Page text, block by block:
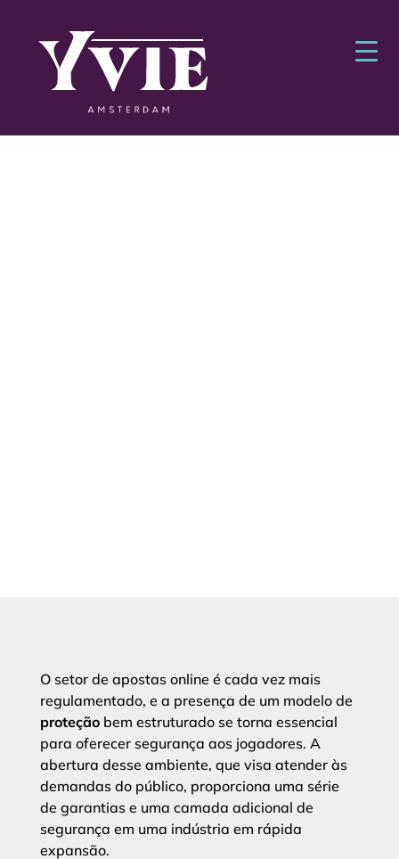
O setor de apostas online é cada vez mais
regulamentado, e a presença de um modelo de
proteçãobem estruturado se torna essencial
para oferecer segurança aos jogadores. A
abertura desse ambiente, que visa atender às
demandas do público, proporciona uma série
de garantias e uma camada adicional de
segurança em uma indústria em rápida
expansão.